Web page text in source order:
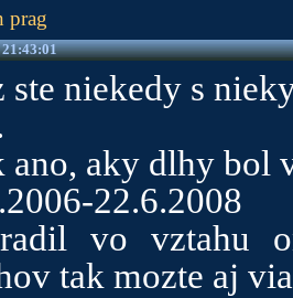
prag
ste niekedy s
ano, aky dlhy bol
22.6.2008
vo vztahu
tak mozte aj